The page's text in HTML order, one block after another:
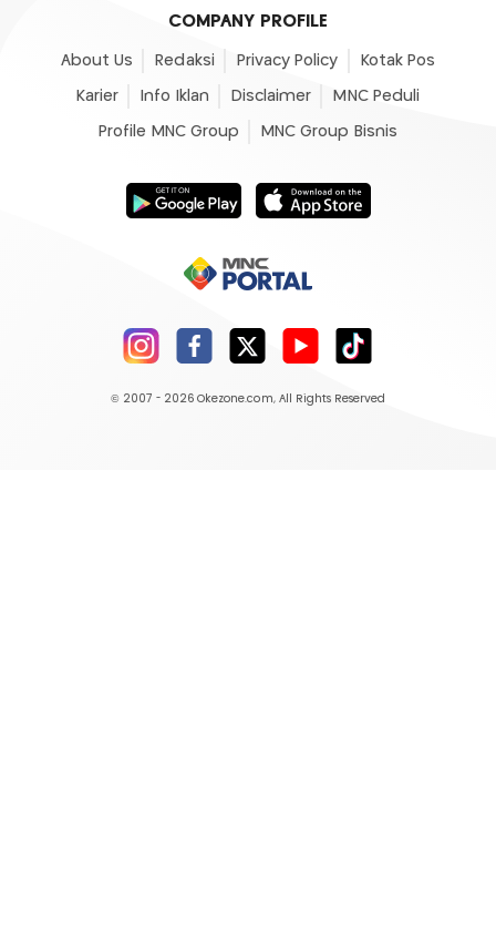
COMPANY PROFILE
About Us Redaksi Privacy Policy Kotak Pos
Karier Info Iklan Disclaimer MNC Peduli
Profile MNC Group MNC Group Bisnis
© 2007 - 2026 Okezone.com, All Rights Reserved